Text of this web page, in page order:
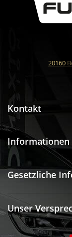
20160
Kontakt
Informationen
Gesetzliche
Unser